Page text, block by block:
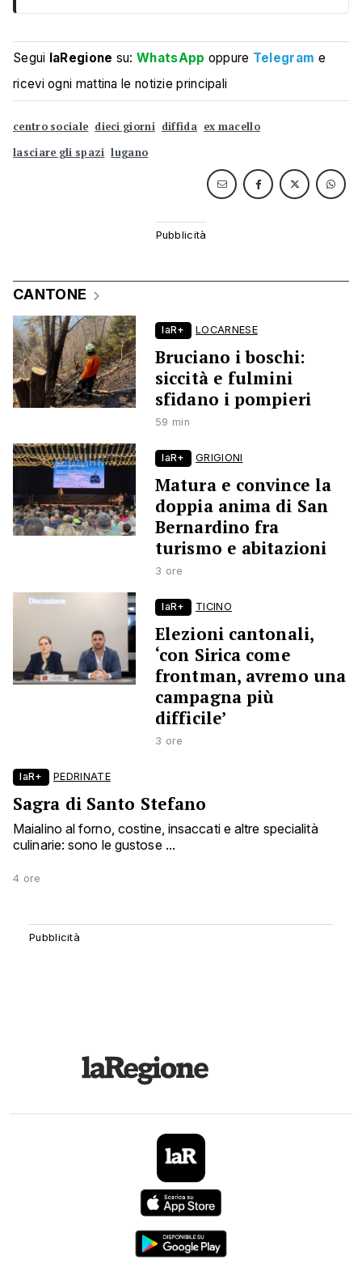
Segui laRegione su:WhatsApp oppure Telegram e
ricevi ogni mattina le notizie principali
centro sociale dieci giorni diffida ex macello
lasciare gli spazi lugano
CANTONE
laR+ LOCARNESE
Bruciano i boschi:
siccità e fulmini
sfidano i pompieri
59 min
laR+ GRIGIONI
Matura e convince la
doppia anima di San
Bernardino fra
turismo e abitazioni
3 ore
laR+ TICINO
Elezioni cantonali,
‘con Sirica come
frontman, avremo una
campagna più
difficile’
3 ore
laR+ PEDRINATE
Sagra di Santo Stefano
Maialino al forno, costine, insaccati e altre specialità
culinarie: sono le gustose ...
4 ore